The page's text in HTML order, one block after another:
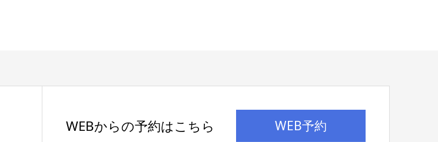
WEBからの予約はこちら WEB予約